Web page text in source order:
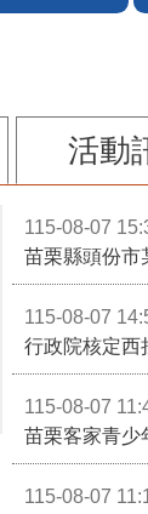
活動
115-08-07
苗栗縣頭份市
115-08-07
115-08-07
苗栗客家青少
115-08-07